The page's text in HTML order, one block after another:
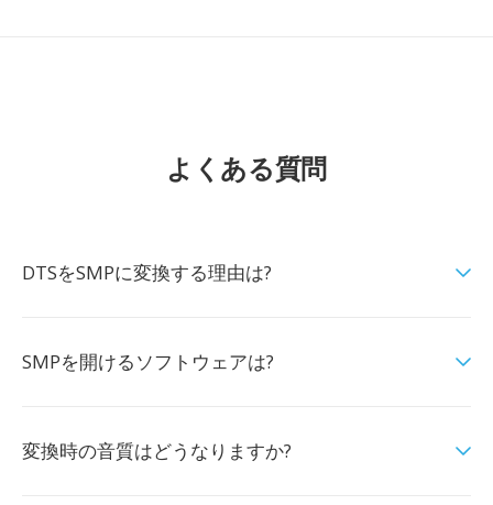
よくある質問
DTSをSMPに変換する理由は?
SMPを開けるソフトウェアは?
変換時の音質はどうなりますか?